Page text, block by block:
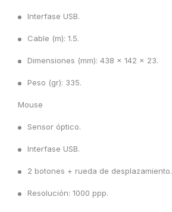
Interfase USB.
Cable (m): 1.5.
Dimensiones (mm): 438 x 142 x 23.
Peso (gr): 335.
Mouse
Sensor óptico.
Interfase USB.
2 botones + rueda de desplazamiento.
Resolución: 1000 ppp.